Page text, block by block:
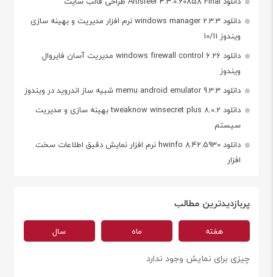
دانلود windows manager 2.3.3 نرم افزار مدیریت و بهینه سازی
ویندوز 10/11
دانلود windows firewall control 6.26 مدیریت آسان فایروال
ویندوز
دانلود memu android emulator 9.3.3 شبیه ساز اندروید در ویندوز
دانلود tweaknow winsecret plus 8.0.2 بهینه سازی و مدیریت
سیستم
دانلود hwinfo 8.42.5930 نرم افزار نمایش دقیق اطلاعات سخت
افزار
پربازدیدترین مطالب
هفته ماه سال
چیزی برای نمایش وجود ندارد